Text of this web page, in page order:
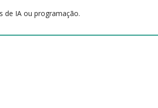
de IA ou programação.